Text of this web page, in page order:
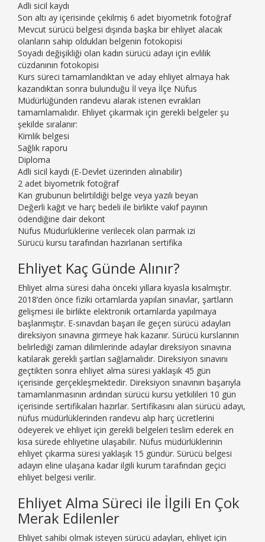
Adli sicil kaydı
Son altı ay içerisinde çekilmiş 6 adet biyometrik fotoğraf
Mevcut sürücü belgesi dışında başka bir ehliyet alacak
olanların sahip oldukları belgenin fotokopisi
Soyadı değişikliği olan kadın sürücü adayı için evlilik
cüzdanının fotokopisi
Kurs süreci tamamlandıktan ve aday ehliyet almaya hak
kazandıktan sonra bulunduğu İl veya İlçe Nüfus
Müdürlüğünden randevu alarak istenen evrakları
tamamlamalıdır. Ehliyet çıkarmak için gerekli belgeler şu
şekilde sıralanır:
Kimlik belgesi
Sağlık raporu
Diploma
Adli sicil kaydı (E-Devlet üzerinden alınabilir)
2 adet biyometrik fotoğraf
Kan grubunun belirtildiği belge veya yazılı beyan
Değerli kağıt ve harç bedeli ile birlikte vakıf payının
ödendiğine dair dekont
Nüfus Müdürlüklerine verilecek olan parmak izi
Sürücü kursu tarafından hazırlanan sertifika
Ehliyet Kaç Günde Alınır?
Ehliyet alma süresi daha önceki yıllara kıyasla kısalmıştır.
2018’den önce fiziki ortamlarda yapılan sınavlar, şartların
gelişmesi ile birlikte elektronik ortamlarda yapılmaya
başlanmıştır. E-sınavdan başarı ile geçen sürücü adayları
direksiyon sınavına girmeye hak kazanır. Sürücü kurslarının
belirlediği zaman dilimlerinde adaylar direksiyon sınavına
katılarak gerekli şartları sağlamalıdır. Direksiyon sınavını
geçtikten sonra ehliyet alma süresi yaklaşık 45 gün
içerisinde gerçekleşmektedir. Direksiyon sınavının başarıyla
tamamlanmasının ardından sürücü kursu yetkilileri 10 gün
içerisinde sertifikaları hazırlar. Sertifikasını alan sürücü adayı,
nüfus müdürlüklerinden randevu alıp harç ücretlerini
ödeyerek ve ehliyet için gerekli belgeleri teslim ederek en
kısa sürede ehliyetine ulaşabilir. Nüfus müdürlüklerinin
ehliyet çıkarma süresi yaklaşık 15 gündür. Sürücü belgesi
adayın eline ulaşana kadar ilgili kurum tarafından geçici
ehliyet belgesi verilir.
Ehliyet Alma Süreci ile İlgili En Çok
Merak Edilenler
Ehliyet sahibi olmak isteyen sürücü adayları, ehliyet için